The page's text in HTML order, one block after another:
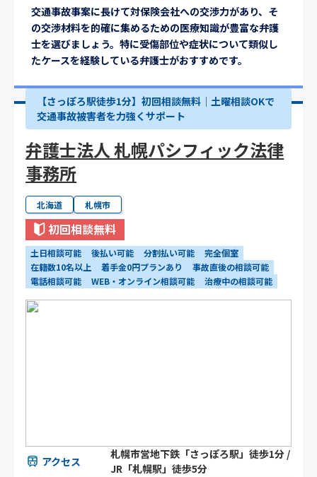
交通事故事案に長けて対保険会社への交渉力があり、そ
の交渉材料を的確に集めるための医療知識が豊富な弁護
士を選びましょう。特に受傷部位や症状について類似し
たケースを経験している弁護士がおすすめです。
【さっぽろ駅徒歩1分】初回相談無料｜土曜相談OKで
交通事故被害者を力強くサポート
弁護士法人 札幌パシフィック法律
事務所
北海道 札幌市
初回相談無料
土日相談可能 後払い可能 分割払い可能
完全個室
在籍数10名以上
着手金0円プランあり
事故直後の相談可能
電話相談可能
WEB・オンライン相談可能 治療中の相談可能
アクセス
札幌市営地下鉄「さっぽろ駅」徒歩1分 /
JR「札幌駅」徒歩5分